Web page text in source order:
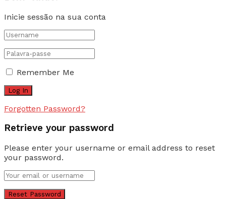
Inicie sessão na sua conta
Remember Me
Forgotten Password?
Retrieve your password
Please enter your username or email address to reset
your password.